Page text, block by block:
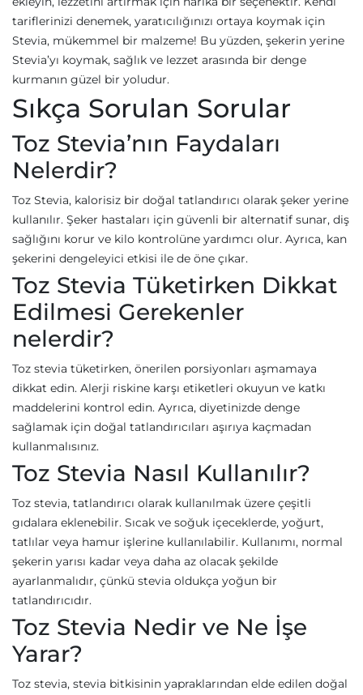
tariflerinizi denemek, yaratıcılığınızı ortaya koymak için
Stevia, mükemmel bir malzeme! Bu yüzden, şekerin yerine
Stevia’yı koymak, sağlık ve lezzet arasında bir denge
kurmanın güzel bir yoludur.
Sıkça Sorulan Sorular
Toz Stevia’nın Faydaları
Nelerdir?
Toz Stevia, kalorisiz bir doğal tatlandırıcı olarak şeker yerine
kullanılır. Şeker hastaları için güvenli bir alternatif sunar, diş
sağlığını korur ve kilo kontrolüne yardımcı olur. Ayrıca, kan
şekerini dengeleyici etkisi ile de öne çıkar.
Toz Stevia Tüketirken Dikkat
Edilmesi Gerekenler
nelerdir?
Toz stevia tüketirken, önerilen porsiyonları aşmamaya
dikkat edin. Alerji riskine karşı etiketleri okuyun ve katkı
maddelerini kontrol edin. Ayrıca, diyetinizde denge
sağlamak için doğal tatlandırıcıları aşırıya kaçmadan
kullanmalısınız.
Toz Stevia Nasıl Kullanılır?
Toz stevia, tatlandırıcı olarak kullanılmak üzere çeşitli
gıdalara eklenebilir. Sıcak ve soğuk içeceklerde, yoğurt,
tatlılar veya hamur işlerine kullanılabilir. Kullanımı, normal
şekerin yarısı kadar veya daha az olacak şekilde
ayarlanmalıdır, çünkü stevia oldukça yoğun bir
tatlandırıcıdır.
Toz Stevia Nedir ve Ne İşe
Yarar?
Toz stevia, stevia bitkisinin yapraklarından elde edilen doğal